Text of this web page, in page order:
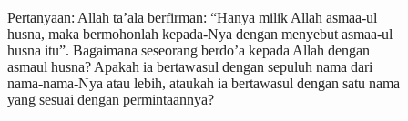
Pertanyaan: Allah ta’ala berfirman: “Hanya milik Allah asmaa-ul
husna, maka bermohonlah kepada-Nya dengan menyebut asmaa-ul
husna itu”. Bagaimana seseorang berdo’a kepada Allah dengan
asmaul husna? Apakah ia bertawasul dengan sepuluh nama dari
nama-nama-Nya atau lebih, ataukah ia bertawasul dengan satu nama
yang sesuai dengan permintaannya?